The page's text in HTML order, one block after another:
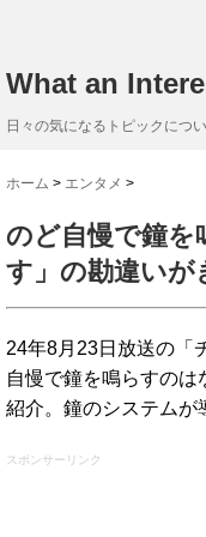
What an
日々の気になるトピックにつ
ホーム > エンタメ >
のど自慢で鐘を
す」の勘違いが
24年8月23日放送の「
自慢で鐘を鳴らすの
紹介。鐘のシステムが
スポンサーリンク